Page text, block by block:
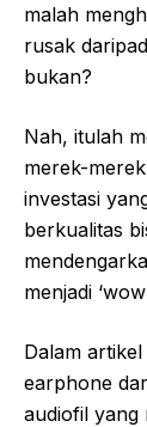
malah
rusak
bukan?
Nah, itulah
merek-
investasi
berkualitas
menjadi
Dalam
earphone
audiofil yang